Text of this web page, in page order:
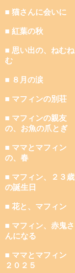
■ 猫さんに会いに
■ 紅葉の秋
■ 思い出の、ねむね
む
■ ８月の涙
■ マフィンの別荘
■ マフィンの親友
の、お魚の爪とぎ
■ ママとマフィン
の、春
■ マフィン、２３歳
の誕生日
■ 花と、マフィン
■ マフィン、赤鬼さ
んになる
■ ママとマフィン
２０２５